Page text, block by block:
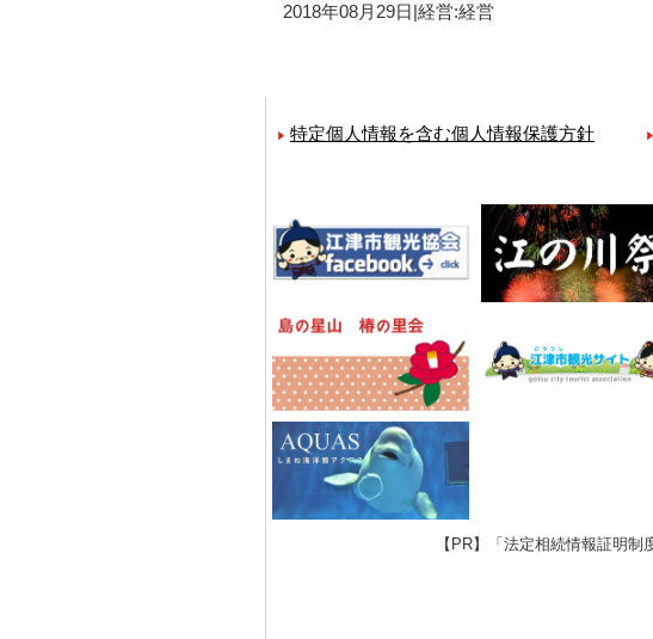
2018年08月29日|経営:経営
特定個人情報を含む個人情報保護方針
【PR】「法定相続情報証明